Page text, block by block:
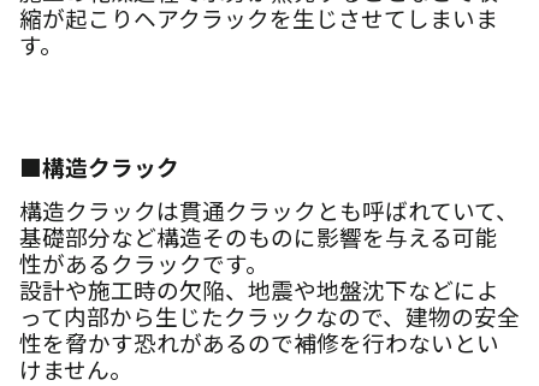
縮が起こりヘアクラックを生じさせて しまいま
す。
■構造クラック
構造クラックは貫通クラックとも呼ばれていて、
基礎部分など構造そのものに影響を与える可能
性があるクラックです。
設計や施工時の欠陥、地震や地盤沈下などによ
って内部から生じたクラックなので、建物の安全
性を脅かす恐れがあるので補修を行わないとい
けません。